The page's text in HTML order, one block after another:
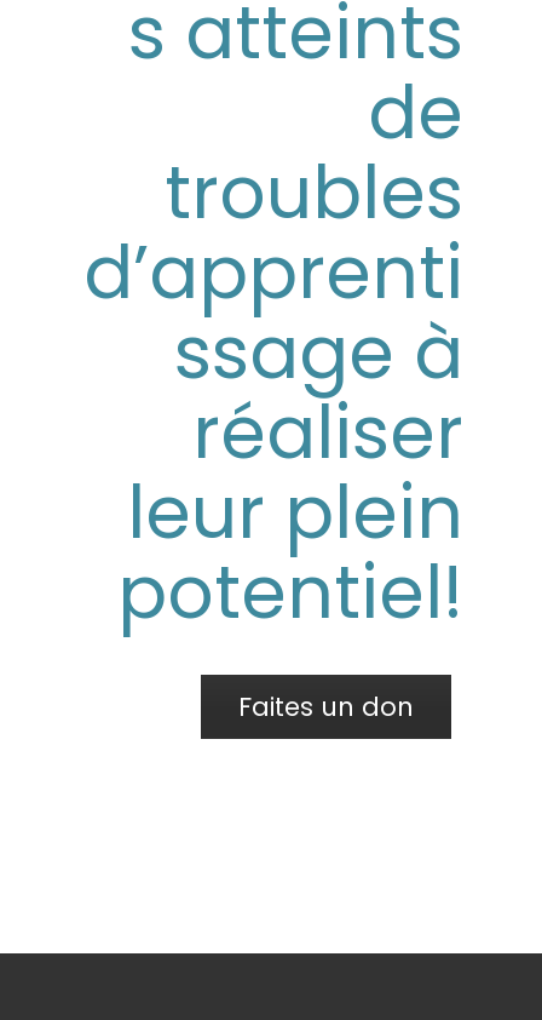
s atteints
de
troubles
d’apprenti
ssage à
réaliser
leur plein
potentiel!
Faites un don